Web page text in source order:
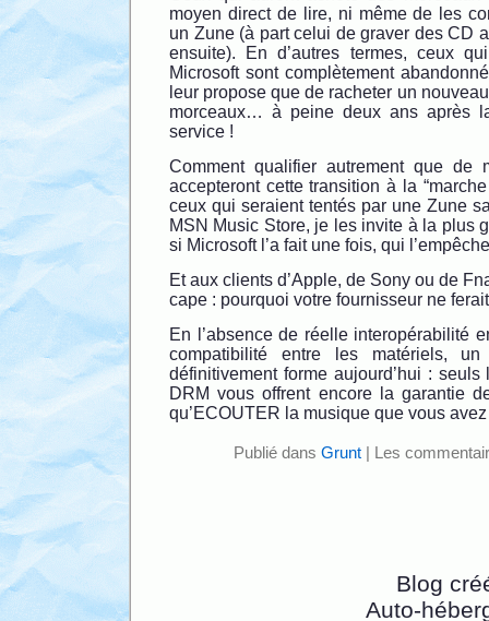
moyen direct de lire, ni même de les
un Zune (à part celui de graver des CD
ensuite). En d’autres termes, ceux
Microsoft sont complètement
leur propose que de racheter un
morceaux… à peine deux ans après
service !
Comment qualifier autrement que de
accepteront cette transition à la
ceux qui seraient tentés par une Zune
MSN Music Store, je les invite à la plus
si Microsoft l’a fait une fois, qui
Et aux clients d’Apple, de Sony ou de
cape : pourquoi votre fournisseur ne
En l’absence de réelle interopérabilité
compatibilité entre les matériels,
définitivement forme aujourd’hui :
DRM vous offrent encore la garantie
qu’ECOUTER la musique que vous
Publié dans Grunt| Les
Blog
Auto-